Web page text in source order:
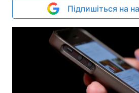
Підпишіться на